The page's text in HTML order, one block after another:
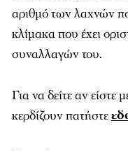
αριθμό των λαχνών
κλίμακα που έχει
συναλλαγών του.
Για να δείτε αν
κερδίζουν πατήστε